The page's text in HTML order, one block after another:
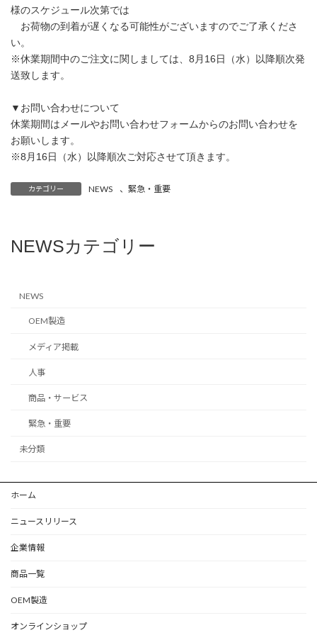
様のスケジュール次第では
お荷物の到着が遅くなる可能性がございますのでご了承くださ
い。
※休業期間中のご注文に関しましては、8月16日（水）以降順次発
送致します。
▼お問い合わせについて
休業期間はメールやお問い合わせフォームからのお問い合わせを
お願いします。
※8月16日（水）以降順次ご対応させて頂きます。
カテゴリー NEWS 、 緊急・重要
NEWSカテゴリー
NEWS
OEM製造
メディア掲載
人事
商品・サービス
緊急・重要
未分類
ホーム
ニュースリリース
企業情報
商品一覧
OEM製造
オンラインショップ